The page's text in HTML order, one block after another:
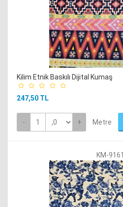
Kilim Etnik Baskılı Dijital Kumaş
247,50 TL
- + Metre
KM-9161